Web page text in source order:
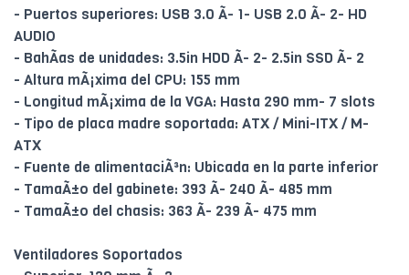
- Puertos superiores: USB 3.0 Ã- 1- USB 2.0 Ã- 2- HD
AUDIO
- BahÃ­as de unidades: 3.5in HDD Ã- 2- 2.5in SSD Ã- 2
- Altura mÃ¡xima del CPU: 155 mm
- Longitud mÃ¡xima de la VGA: Hasta 290 mm- 7 slots
- Tipo de placa madre soportada: ATX / Mini-ITX / M-
ATX
- Fuente de alimentaciÃ³n: Ubicada en la parte inferior
- TamaÃ±o del gabinete: 393 Ã- 240 Ã- 485 mm
- TamaÃ±o del chasis: 363 Ã- 239 Ã- 475 mm
Ventiladores Soportados